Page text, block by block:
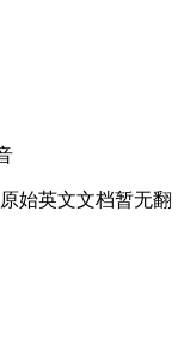
始英文文档暂无翻